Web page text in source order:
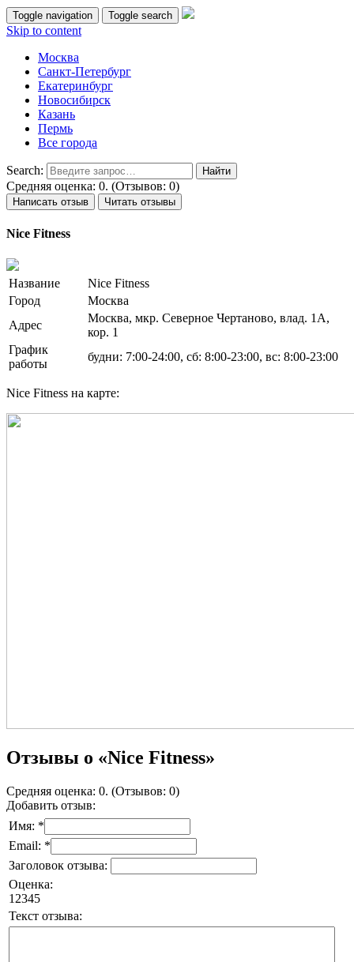
Toggle navigation Toggle search
Skip to content
Москва
Санкт-Петербург
Екатеринбург
Новосибирск
Казань
Пермь
Все города
Search:
Средняя оценка: 0. (Отзывов: 0)
Написать отзыв Читать отзывы
Nice Fitness
Название
Nice Fitness
Город
Москва
Адрес
Москва, мкр. Северное Чертаново, влад. 1А,
кор. 1
График
работы
будни: 7:00-24:00, сб: 8:00-23:00, вс: 8:00-23:00
Nice Fitness на карте:
Отзывы о «Nice Fitness»
Средняя оценка: 0. (Отзывов: 0)
Добавить отзыв:
Имя: *
Email: *
Заголовок отзыва:
Оценка:
1 2345
Текст отзыва: